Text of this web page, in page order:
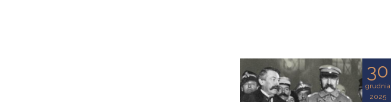
30
grudnia
2025